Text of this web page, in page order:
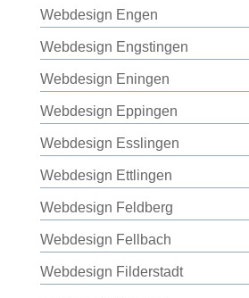
Webdesign Engen
Webdesign Engstingen
Webdesign Eningen
Webdesign Eppingen
Webdesign Esslingen
Webdesign Ettlingen
Webdesign Feldberg
Webdesign Fellbach
Webdesign Filderstadt